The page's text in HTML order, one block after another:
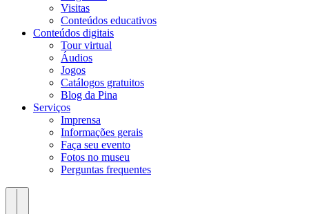
Visitas
Conteúdos educativos​
Conteúdos digitais
Tour virtual
Áudios
Jogos
Catálogos gratuitos
Blog da Pina
Serviços
Imprensa
Informações gerais
Faça seu evento
Fotos no museu
Perguntas frequentes